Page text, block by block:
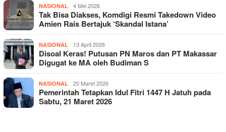
NASIONAL 4 Mei 2026
Tak Bisa Diakses, Komdigi Resmi Takedown Video
Amien Rais Bertajuk ‘Skandal Istana’
NASIONAL 13 April 2026
Disoal Keras! Putusan PN Maros dan PT Makassar
Digugat ke MA oleh Budiman S
NASIONAL 20 Maret 2026
Pemerintah Tetapkan Idul Fitri 1447 H Jatuh pada
Sabtu, 21 Maret 2026